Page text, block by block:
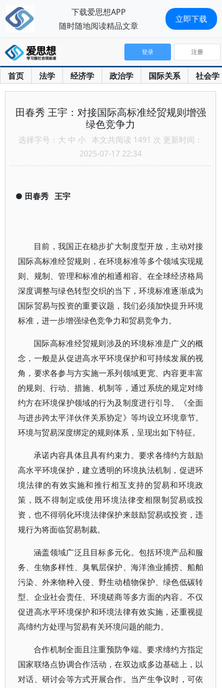
首页 法学 经济学 政治学 国际关系 社会学
登录 注册
田春秀 王宇：对接国际高标准经贸规则增强
绿色竞争力
选择字号： 大 中 小 本文共阅读 1491 次 更新时间：
2025-07-17 22:34
● 田春秀 王宇
目前，我国正在稳步扩大制度型开放，主动对接
国际高标准经贸规则，在环境标准等多个领域实现规
则、规制、管理和标准的相通相容。在全球经济格局
深度调整与绿色转型交织的当下，环境标准逐渐成为
国际贸易与投资的重要议题，我们必须加快提升环境
标准，进一步增强绿色竞争力和贸易竞争力。
国际高标准经贸规则涉及的环境标准是广义的概
念，一般是从促进高水平环境保护和可持续发展的视
角，要求各参与方实施一系列领域更宽、内容更丰富
的规则、行动、措施、机制等，通过系统的规定对缔
约方在环境保护领域的行为及制度进行引导。《全面
与进步跨太平洋伙伴关系协定》等均设立环境章节。
环境与贸易深度绑定的规则体系，呈现出如下特征。
承诺内容具体且具有约束力。要求各缔约方鼓励
高水平环境保护，建立透明的环境执法机制，促进环
境法律的有效实施和推行相互支持的贸易和环境政
策，既不得制定或使用环境法律变相限制贸易或投
资，也不得弱化环境法律保护来鼓励贸易或投资，违
规行为将面临贸易制裁。
涵盖领域广泛且目标多元化。包括环境产品和服
务、生物多样性、臭氧层保护、海洋渔业捕捞、船舶
污染、外来物种入侵、野生动植物保护、绿色低碳转
型、企业社会责任、环境磋商等多方面的内容。不仅
促进高水平环境保护和环境法律有效实施，还重视提
高缔约方处理与贸易有关环境问题的能力。
合作机制全面且注重预防争端。要求缔约方指定
国家联络点协调合作活动，在双边或多边基础上，以
对话、研讨会等方式开展合作。当产生争议时，可依
下载爱思想APP
随时随地阅读精品文章
立即下载